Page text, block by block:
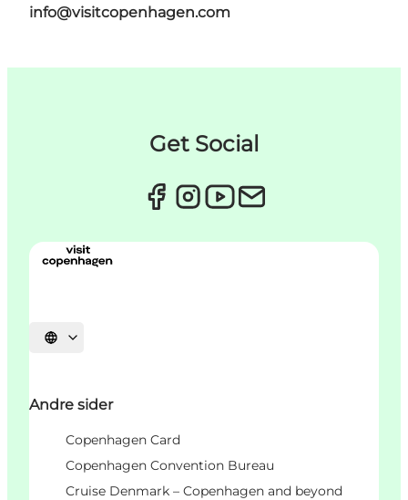
info@visitcopenhagen.com
Get Social
Vælg sprog
Andre sider
Copenhagen Card
Copenhagen Convention Bureau
Cruise Denmark – Copenhagen and beyond